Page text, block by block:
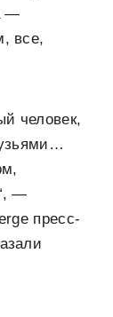
—
все,
человек,
—
пресс-